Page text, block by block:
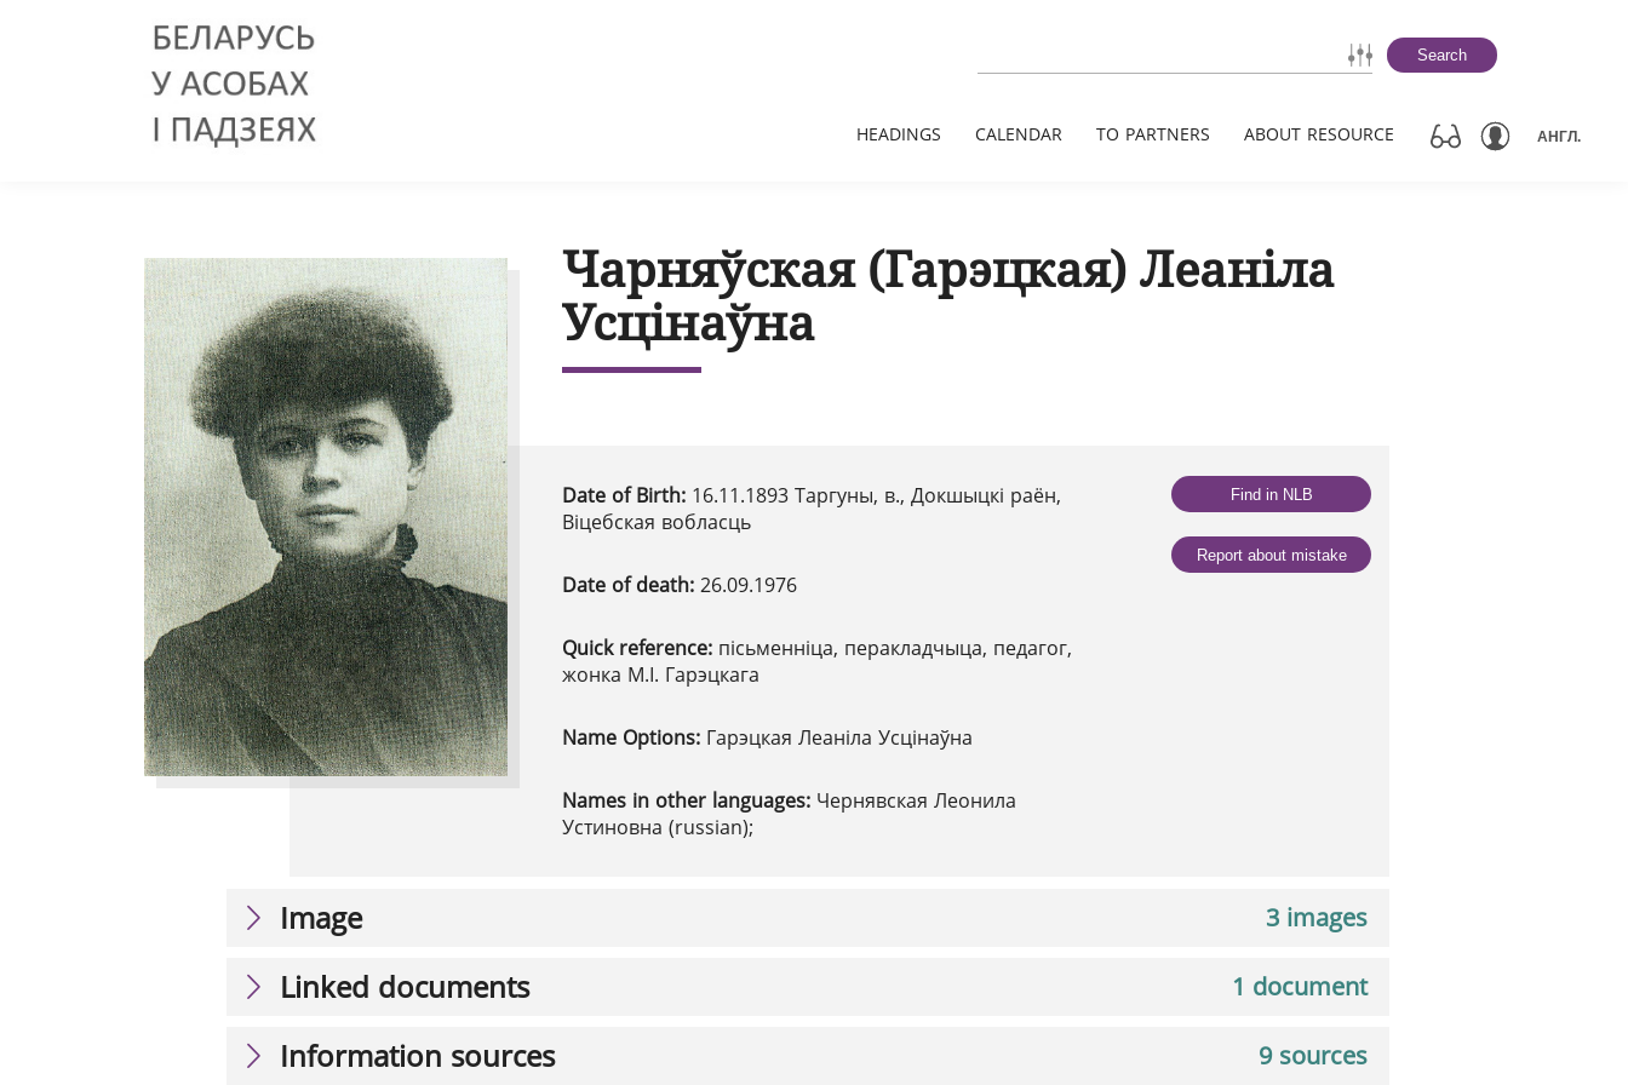
Search
HEADINGS CALENDAR TO PARTNERS ABOUT RESOURCE АНГЛ.
Чарняўская (Гарэцкая) Леаніла
Усцінаўна
Date of Birth: 16.11.1893 Таргуны, в., Докшыцкі раён,
Віцебская вобласць
Date of death: 26.09.1976
Quick reference: пісьменніца, перакладчыца, педагог,
жонка М.І. Гарэцкага
Name Options: Гарэцкая Леаніла Усцінаўна
Names in other languages: Чернявская Леонила
Устиновна (russian);
Find in NLB
Report about mistake
3 images
Image
1 document
Linked documents
9 sources
Information sources